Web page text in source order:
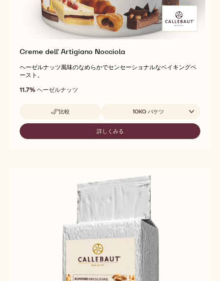
Creme dell' Artigiano Nocciola
ヘーゼルナッツ風味のなめらかでセンセーショナルなベイキングペ
ースト。
11.7% ヘーゼルナッツ
比較
-
CREME
ARTIGIANO
取扱サイズ10KG バケツ
詳しくみる
-